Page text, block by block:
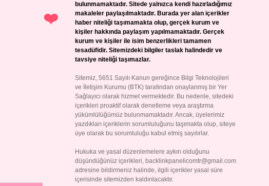
bulunmamaktadır. Sitede yalnızca kendi hazırladığımız
makaleler paylaşılmaktadır. Burada yer alan içerikler
haber niteliği taşımamakta olup, gerçek kurum ve
kişiler hakkında paylaşım yapılmamaktadır. Gerçek
kurum ve kişiler ile isim benzerlikleri tamamen
tesadüfidir. Sitemizdeki bilgiler taslak halindedir ve
tavsiye niteliği taşımazlar.
Sitemiz, 5651 Sayılı Kanun gereğince Bilgi Teknolojileri
ve İletişim Kurumu (BTK) tarafından onaylanmış bir Yer
Sağlayıcı olarak hizmet vermektedir. Bu nedenle, sitedeki
içerikleri proaktif olarak denetleme veya araştırma
yükümlülüğümüz bulunmamaktadır. Ancak, üyelerimiz
yazdıkları içeriklerin sorumluluğunu taşımakta olup, siteye
üye olarak bu sorumluluğu kabul etmiş sayılırlar.
Hukuka ve yasal düzenlemelere aykırı olduğunu
düşündüğünüz içerikleri, backlinkpanelicomtr@gmail.com
adresine bildirmeniz halinde, ilgili içerikler yasal süre
içerisinde sitemizden kaldırılacaktır.